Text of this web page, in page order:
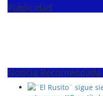
Publicidad
Noticia Recomendada